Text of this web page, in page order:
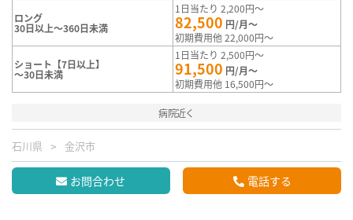
ロング
30日以上～360日未満
1日当たり 2,200円～
82,500 円/月～
初期費用他 22,000円～
ショート【7日以上】
～30日未満
1日当たり 2,500円～
91,500 円/月～
初期費用他 16,500円～
病院近く
石川県 金沢市
お問合わせ 電話する